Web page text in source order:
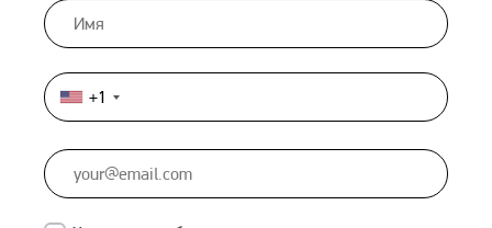
United
States
+1
+1